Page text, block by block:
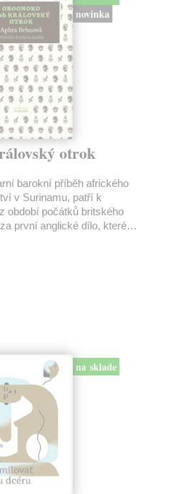
novinka
otrok
barokní příběh afrického
v Surinamu, patří k
období počátků britského
první anglické dílo, které…
na sklade